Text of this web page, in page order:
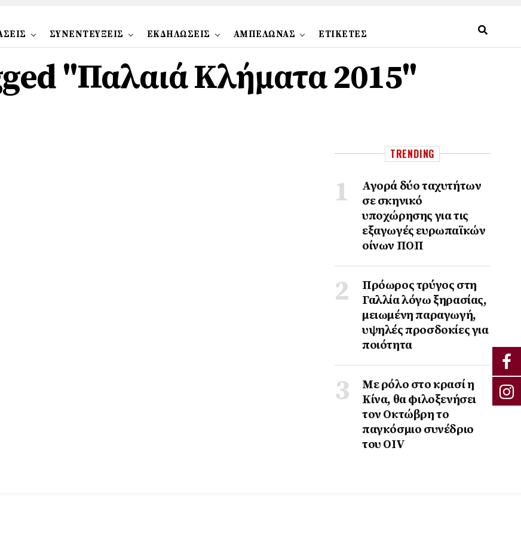
ΣΥΝΕΝΤΕΥΞΕΙΣ ΕΚΔΗΛΩΣΕΙΣ ΑΜΠΕΛΩΝΑΣ ΕΤΙΚΕΤΕΣ
"Παλαιά Κλήματα 2015"
TRENDING
Αγορά δύο ταχυτήτων
σε σκηνικό
υποχώρησης για τις
εξαγωγές ευρωπαϊκών
οίνων ΠΟΠ
Πρόωρος τρύγος στη
Γαλλία λόγω ξηρασίας,
μειωμένη παραγωγή,
υψηλές προσδοκίες για
ποιότητα
Με ρόλο στο κρασί η
Κίνα, θα φιλοξενήσει
τον Οκτώβρη το
παγκόσμιο συνέδριο
του ΟΙV